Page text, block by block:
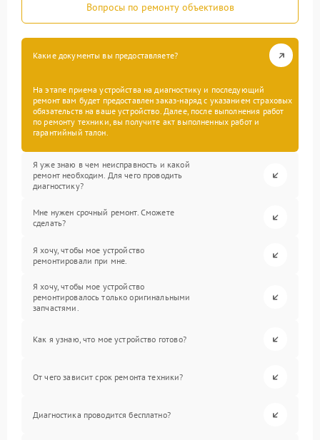
Вопросы по ремонту объективов
Какие документы вы предоставляете?
На этапе приема устройства на диагностику и последующий
ремонт вам будет предоставлен заказ-наряд с указанием страховых
обязательств на ваше устройство. Далее, после выполнения работ
по ремонту техники, вы получите акт выполненных работ и
гарантийный талон.
Я уже знаю в чем неисправность и какой
ремонт необходим. Для чего проводить
диагностику?
Мне нужен срочный ремонт. Сможете
сделать?
Я хочу, чтобы мое устройство
ремонтировали при мне.
Я хочу, чтобы мое устройство
ремонтировалось только оригинальными
запчастями.
Как я узнаю, что мое устройство готово?
От чего зависит срок ремонта техники?
Диагностика проводится бесплатно?